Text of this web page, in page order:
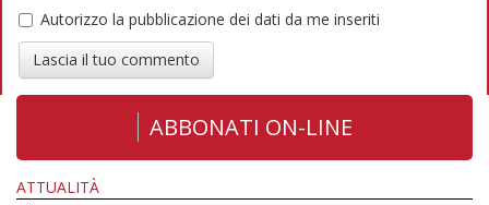
Autorizzo la pubblicazione dei dati da me inseriti
Lascia il tuo commento
ABBONATI ON-LINE
ATTUALITÀ